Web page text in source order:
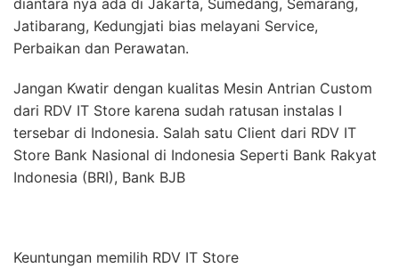
diantara nya ada di Jakarta, Sumedang, Semarang,
Jatibarang, Kedungjati bias melayani Service,
Perbaikan dan Perawatan.
Jangan Kwatir dengan kualitas Mesin Antrian Custom
dari RDV IT Store karena sudah ratusan instalas I
tersebar di Indonesia. Salah satu Client dari RDV IT
Store Bank Nasional di Indonesia Seperti Bank Rakyat
Indonesia (BRI), Bank BJB
Keuntungan memilih RDV IT Store